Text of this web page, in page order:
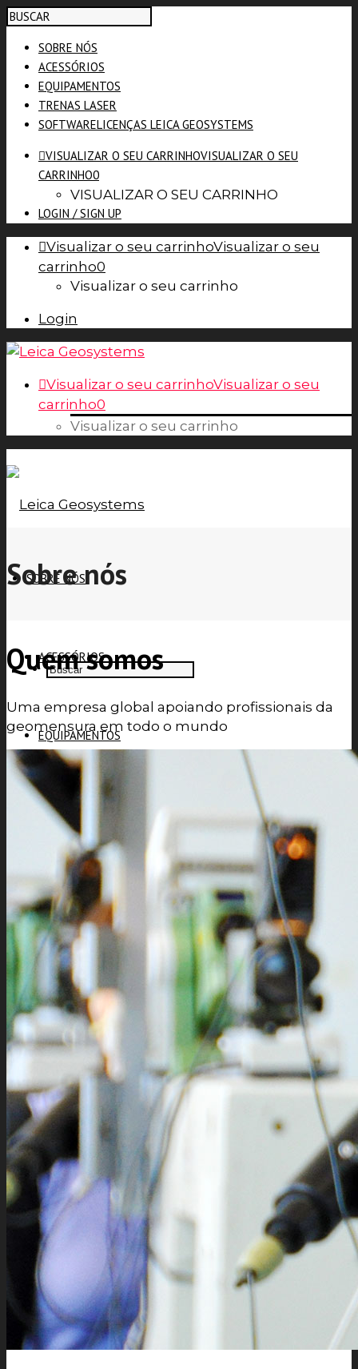
SOBRE NÓS
ACESSÓRIOS
EQUIPAMENTOS
TRENAS LASER
SOFTWARELICENÇAS LEICA GEOSYSTEMS
VISUALIZAR O SEU CARRINHOVISUALIZAR O SEU
CARRINHO0
VISUALIZAR O SEU CARRINHO
LOGIN / SIGN UP
Visualizar o seu carrinhoVisualizar o seu
carrinho0
Visualizar o seu carrinho
Login
Visualizar o seu carrinhoVisualizar o seu
carrinho0
Visualizar o seu carrinho
SOBRE NÓS
ACESSÓRIOS
EQUIPAMENTOS
TRENAS LASER
SOFTWARE LICENÇAS LEICA GEOSYSTEMS
VISUALIZAR O SEU CARRINHO VISUALIZAR O SEU
CARRINHO 0
VISUALIZAR O SEU CARRINHO
LOGIN
SAIR
Sobre nós
Quem somos
Uma empresa global apoiando profissionais da
geomensura em todo o mundo